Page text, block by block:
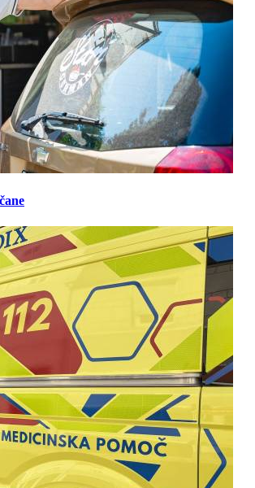
se na cajtng